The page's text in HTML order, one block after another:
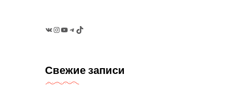
Instagram
YouTubeTelegram
TikTok
Свежие записи